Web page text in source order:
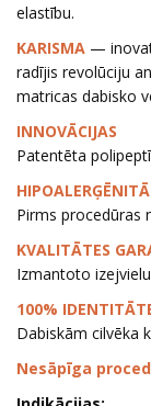
elastību.
KARISMA —
radījis revolūciju
matricas dabisko
INNOVĀCIJAS
Patentēta
Pirms procedūras
KVALITĀTES
Izmantoto
100%
Dabiskām cilvēka
Nesāpīga